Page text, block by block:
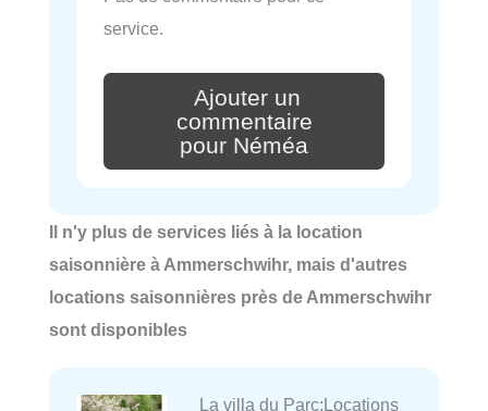
service.
Ajouter un
commentaire
pour Néméa
Il n'y plus de services liés à la location
saisonnière à Ammerschwihr, mais d'autres
locations saisonnières près de Ammerschwihr
sont disponibles
La villa du Parc:Locations